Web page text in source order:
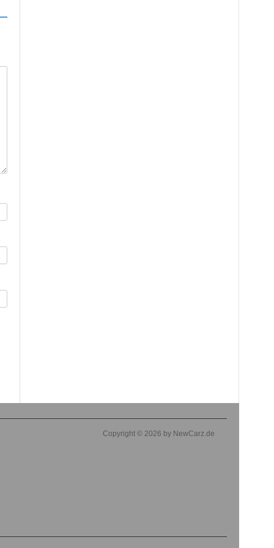
Copyright © 2026 by NewCarz.de